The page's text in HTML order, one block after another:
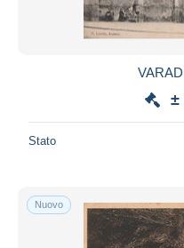
±
Stato
Nuovo